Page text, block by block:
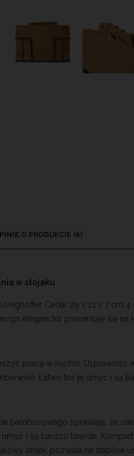
PŁATNOŚCI
O PRODUKCIE (0)
w stojaku
Cedar 29 x 21 x 7 cm
elegancko prezentuje się
pracę w kuchni.
Łatwo też je umyć i są
bambusowego sprawiają, że
i są bardzo twarde.
stojak pozwala na stabilne